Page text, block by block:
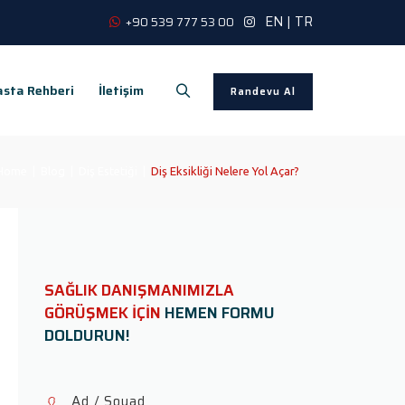
+90 539 777 53 00 EN | TR
Randevu Al
Rehberi İletişim
Diş Eksikliği Nelere Yol Açar?
SAĞLIK DANIŞMANIMIZLA
GÖRÜŞMEK İÇİN HEMEN FORMU
DOLDURUN!